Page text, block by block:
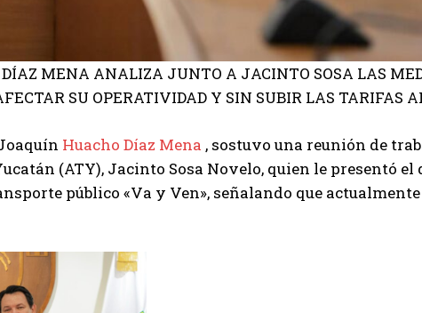
MENA ANALIZA JUNTO A JACINTO SOSA LAS
SU OPERATIVIDAD Y SIN SUBIR LAS TARIFAS
Huacho Díaz Mena , sostuvo una reunión de
(ATY), Jacinto Sosa Novelo, quien le presentó
público «Va y Ven», señalando que